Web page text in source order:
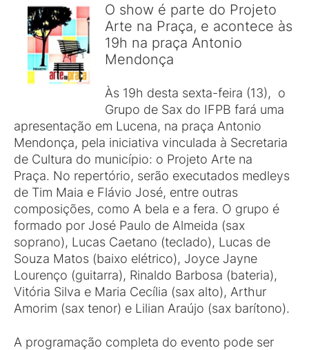
O show é parte do Projeto
Arte na Praça, e acontece às
19h na praça Antonio
Mendonça
Às 19h desta sexta-feira (13), o
Grupo de Sax do IFPB fará uma
apresentação em Lucena, na praça Antonio
Mendonça, pela iniciativa vinculada à Secretaria
de Cultura do município: o Projeto Arte na
Praça. No repertório, serão executados medleys
de Tim Maia e Flávio José, entre outras
composições, como A bela e a fera. O grupo é
formado por José Paulo de Almeida (sax
soprano), Lucas Caetano (teclado), Lucas de
Souza Matos (baixo elétrico), Joyce Jayne
Lourenço (guitarra), Rinaldo Barbosa (bateria),
Vitória Silva e Maria Cecília (sax alto), Arthur
Amorim (sax tenor) e Lilian Araújo (sax barítono).
A programação completa do evento pode ser